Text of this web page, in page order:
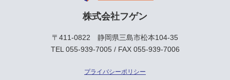
株式会社フゲン
〒411-0822 静岡県三島市松本104-35
TEL055-939-7005/ FAX 055-939-7006
プライバシーポリシー